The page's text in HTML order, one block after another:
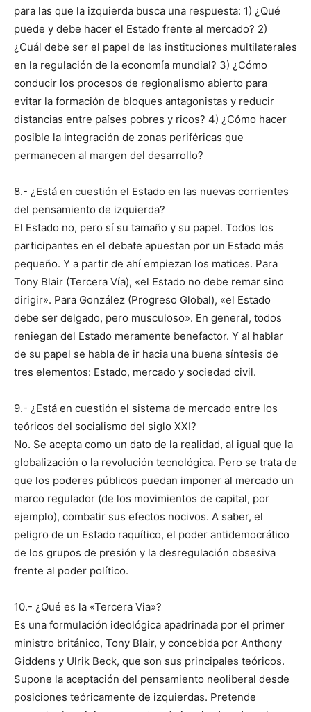
para las que la izquierda busca una respuesta: 1) ¿Qué
puede y debe hacer el Estado frente al mercado? 2)
¿Cuál debe ser el papel de las instituciones multilaterales
en la regulación de la economía mundial? 3) ¿Cómo
conducir los procesos de regionalismo abierto para
evitar la formación de bloques antagonistas y reducir
distancias entre países pobres y ricos? 4) ¿Cómo hacer
posible la integración de zonas periféricas que
permanecen al margen del desarrollo?
8.- ¿Está en cuestión el Estado en las nuevas corrientes
del pensamiento de izquierda?
El Estado no, pero sí su tamaño y su papel. Todos los
participantes en el debate apuestan por un Estado más
pequeño. Y a partir de ahí empiezan los matices. Para
Tony Blair (Tercera Vía), «el Estado no debe remar sino
dirigir». Para González (Progreso Global), «el Estado
debe ser delgado, pero musculoso». En general, todos
reniegan del Estado meramente benefactor. Y al hablar
de su papel se habla de ir hacia una buena síntesis de
tres elementos: Estado, mercado y sociedad civil.
9.- ¿Está en cuestión el sistema de mercado entre los
teóricos del socialismo del siglo XXI?
No. Se acepta como un dato de la realidad, al igual que la
globalización o la revolución tecnológica. Pero se trata de
que los poderes públicos puedan imponer al mercado un
marco regulador (de los movimientos de capital, por
ejemplo), combatir sus efectos nocivos. A saber, el
peligro de un Estado raquítico, el poder antidemocrático
de los grupos de presión y la desregulación obsesiva
frente al poder político.
10.- ¿Qué es la «Tercera Via»?
Es una formulación ideológica apadrinada por el primer
ministro británico, Tony Blair, y concebida por Anthony
Giddens y Ulrik Beck, que son sus principales teóricos.
Supone la aceptación del pensamiento neoliberal desde
posiciones teóricamente de izquierdas. Pretende